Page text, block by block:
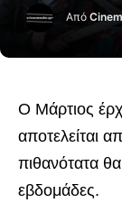
Από
Ο Μάρτιος
αποτελείται
πιθανότατα
εβδομάδες.